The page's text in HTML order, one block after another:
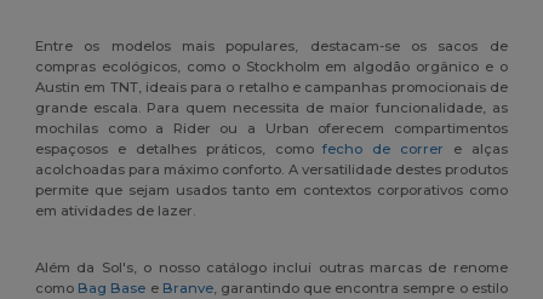
Entre os modelos mais populares, destacam-se os sacos de
compras ecológicos, como o Stockholm em algodão orgânico e o
Austin em TNT, ideais para o retalho e campanhas promocionais de
grande escala. Para quem necessita de maior funcionalidade, as
mochilas como a Rider ou a Urban oferecem compartimentos
espaçosos e detalhes práticos, comofecho de correr e alças
acolchoadas para máximo conforto. A versatilidade destes produtos
permite que sejam usados tanto em contextos corporativos como
em atividades de lazer.
Além da Sol's, o nosso catálogo inclui outras marcas de renome
como Bag Base e Branve, garantindo que encontra sempre o estilo